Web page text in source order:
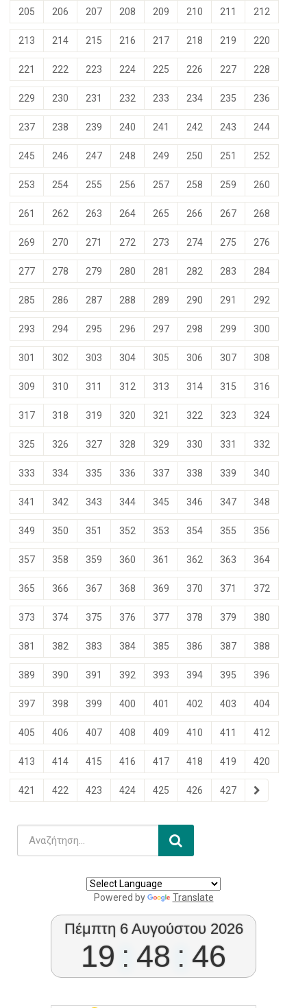
205 206 207 208 209 210 211 212
213 214 215 216 217 218 219 220
221 222 223 224 225 226 227 228
229 230 231 232 233 234 235 236
237 238 239 240 241 242 243 244
245 246 247 248 249 250 251 252
253 254 255 256 257 258 259 260
261 262 263 264 265 266 267 268
269 270 271 272 273 274 275 276
277 278 279 280 281 282 283 284
285 286 287 288 289 290 291 292
293 294 295 296 297 298 299 300
301 302 303 304 305 306 307 308
309 310 311 312 313 314 315 316
317 318 319 320 321 322 323 324
325 326 327 328 329 330 331 332
333 334 335 336 337 338 339 340
341 342 343 344 345 346 347 348
349 350 351 352 353 354 355 356
357 358 359 360 361 362 363 364
365 366 367 368 369 370 371 372
373 374 375 376 377 378 379 380
381 382 383 384 385 386 387 388
389 390 391 392 393 394 395 396
397 398 399 400 401 402 403 404
405 406 407 408 409 410 411 412
413 414 415 416 417 418 419 420
421 422 423 424 425 426 427
Powered by Translate
Πέμπτη 6 Αυγούστου 2026
19 : 48 : 47